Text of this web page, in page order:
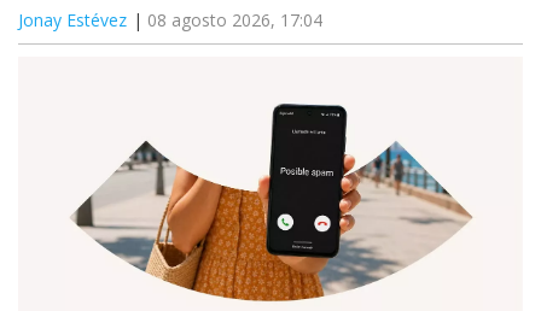
Jonay Estévez 08 agosto 2026, 17:04